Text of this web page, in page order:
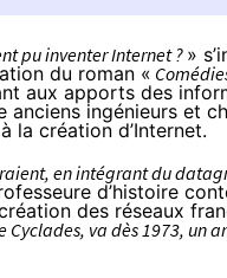
pu inventer Internet ? »
du roman «
aux apports des
ingénieurs et
la création d’Internet.
en intégrant du
d’histoire
des réseaux
Cyclades, va dès 1973,